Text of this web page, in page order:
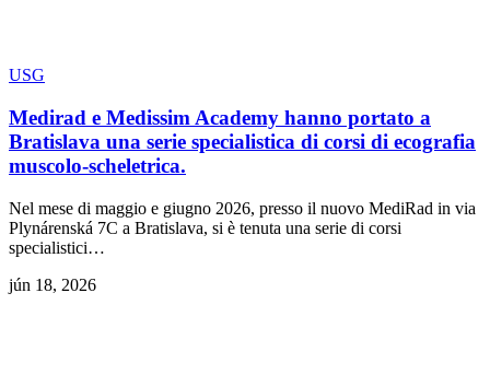
USG
Medirad e Medissim Academy hanno portato a
Bratislava una serie specialistica di corsi di ecografia
muscolo-scheletrica.
Nel mese di maggio e giugno 2026, presso il nuovo MediRad in via
Plynárenská 7C a Bratislava, si è tenuta una serie di corsi
specialistici…
jún 18, 2026